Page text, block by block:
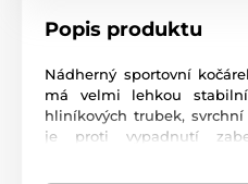
Popis produktu
Nádherný sportovní
má velmi lehkou
hliníkových trubek,
je proti vypadnutí